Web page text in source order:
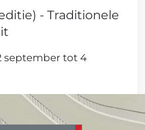
- Traditionele
september tot 4